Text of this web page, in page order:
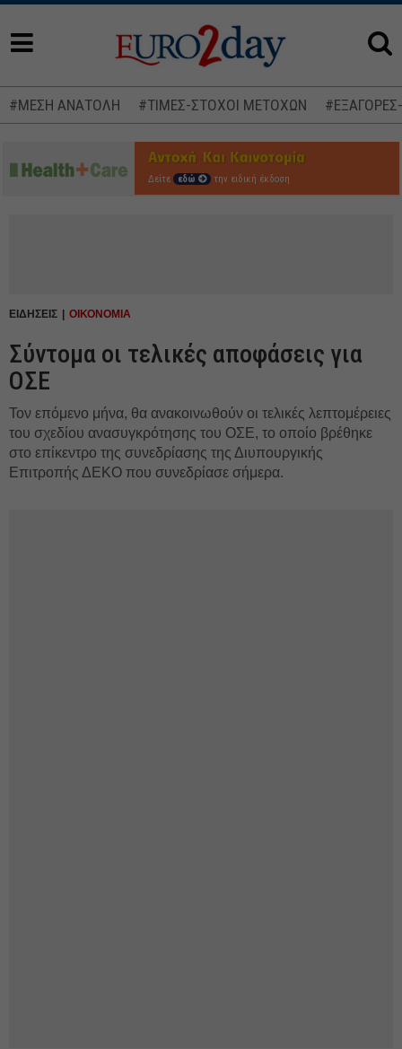
#ΜΕΣΗ ΑΝΑΤΟΛΗ #ΤΙΜΕΣ-ΣΤΟΧΟΙ ΜΕΤΟΧΩΝ
Δείτε εδώ την ειδική έκδοση
ΕΙΔΗΣΕΙΣ ΟΙΚΟΝΟΜΙΑ
Σύντομα οι τελικές αποφάσεις για
ΟΣΕ
Τον επόμενο μήνα, θα ανακοινωθούν οι τελικές λεπτομέρειες
του σχεδίου ανασυγκρότησης του ΟΣΕ, το οποίο βρέθηκε
στο επίκεντρο της συνεδρίασης της Διυπουργικής
Επιτροπής ΔΕΚΟ που συνεδρίασε σήμερα.